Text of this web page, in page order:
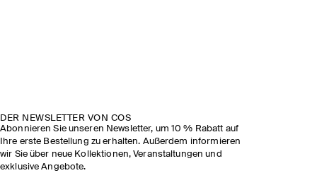
DER NEWSLETTER VON COS
Abonnieren Sie unseren Newsletter, um 10 % Rabatt auf
Ihre erste Bestellung zu erhalten. Außerdem informieren
wir Sie über neue Kollektionen, Veranstaltungen und
exklusive Angebote.